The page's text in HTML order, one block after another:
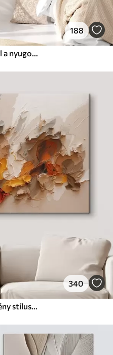
188
Tájkép festmény egy vitorlással a nyugodt tengeren, narancssárga és sárga égbolt, távoli hegyek
340
Absztrakt festmény olajfestmény stílusban